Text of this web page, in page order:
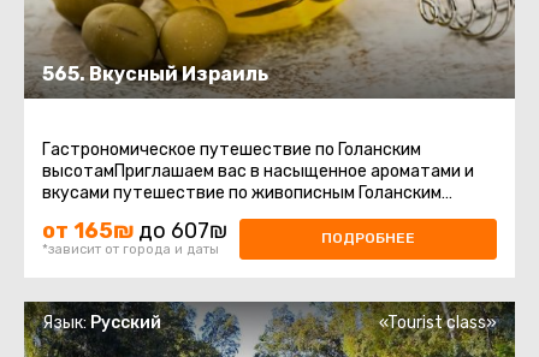
565. Вкусный Израиль
Гастрономическое путешествие по Голанским
высотамПриглашаем вас в насыщенное ароматами и
вкусами путешествие по живописным Голанским
высотам – региону, где природа ...
от 165₪ до 607₪
*зависит от города и даты
ПОДРОБНЕЕ
Язык: Русский «Tourist class»